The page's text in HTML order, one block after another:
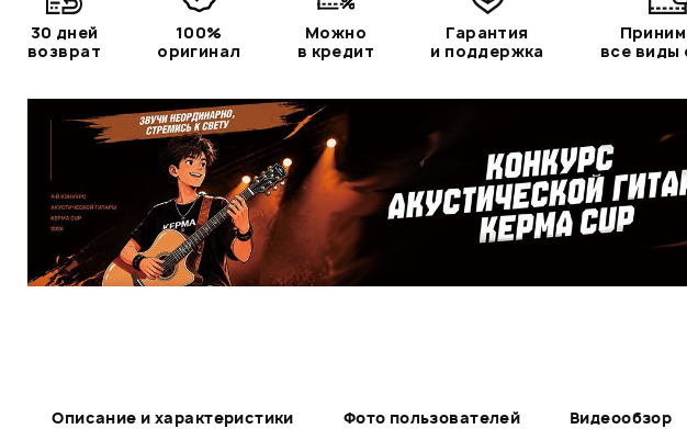
30 дней
возврат
100%
оригинал
Можно
в кредит
Гарантия
и поддержка
все виды
Описание и характеристики Фото пользователей Видеообзор